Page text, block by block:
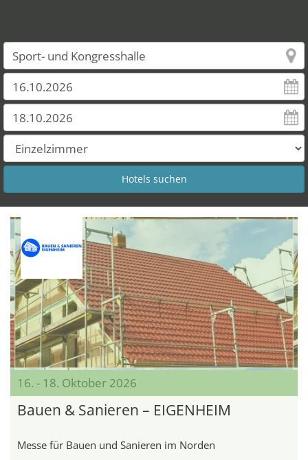
16. - 18. Oktober 2026
Bauen & Sanieren – EIGENHEIM
Messe für Bauen und Sanieren im Norden